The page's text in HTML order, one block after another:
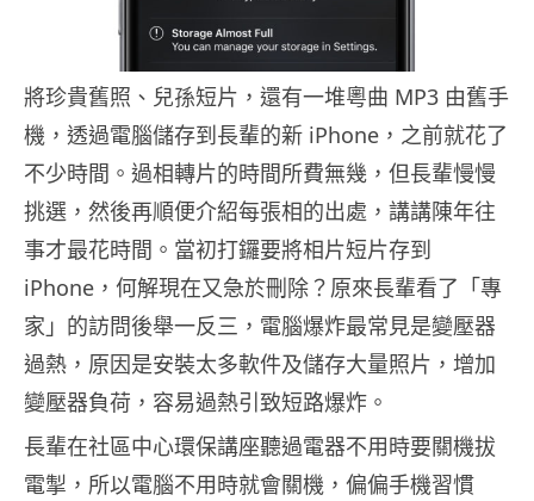
將珍貴舊照、兒孫短片，還有一堆粵曲 MP3 由舊手
機，透過電腦儲存到長輩的新 iPhone，之前就花了
不少時間。過相轉片的時間所費無幾，但長輩慢慢
挑選，然後再順便介紹每張相的出處，講講陳年往
事才最花時間。當初打鑼要將相片短片存到
iPhone，何解現在又急於刪除？原來長輩看了「專
家」的訪問後舉一反三，電腦爆炸最常見是變壓器
過熱，原因是安裝太多軟件及儲存大量照片，增加
變壓器負荷，容易過熱引致短路爆炸。
長輩在社區中心環保講座聽過電器不用時要關機拔
電掣，所以電腦不用時就會關機，偏偏手機習慣